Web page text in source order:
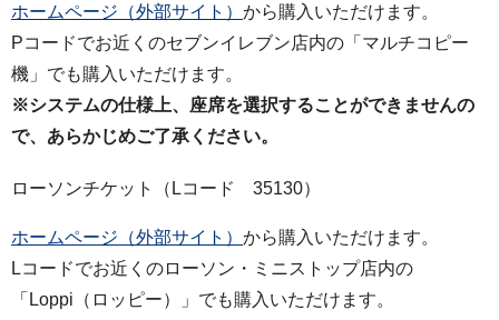
ホームページ（外部サイト） から購入いただけます。
Pコードでお近くのセブンイレブン店内の「マルチコピー
機」でも購入いただけます。
※システムの仕様上、座席を選択することができませんの
で、あらかじめご了承ください。
ローソンチケット（Lコード 35130）
ホームページ（外部サイト） から購入いただけます。
Lコードでお近くのローソン・ミニストップ店内の
「Loppi（ロッピー）」でも購入いただけます。